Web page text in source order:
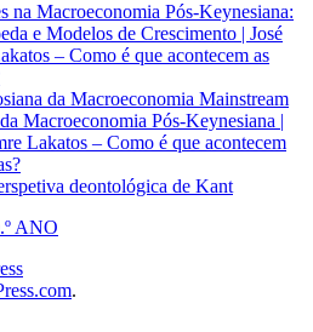
na Macroeconomia Pós-Keynesiana:
e Modelos de Crescimento | José
– Como é que acontecem as
da Macroeconomia Mainstream
Macroeconomia Pós-Keynesiana |
Lakatos – Como é que acontecem
deontológica de Kant
ANO
.